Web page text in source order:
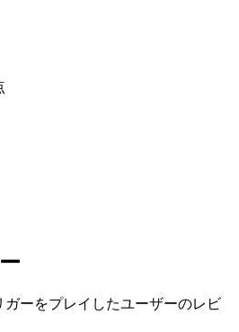
ーをプレイしたユーザーのレビ